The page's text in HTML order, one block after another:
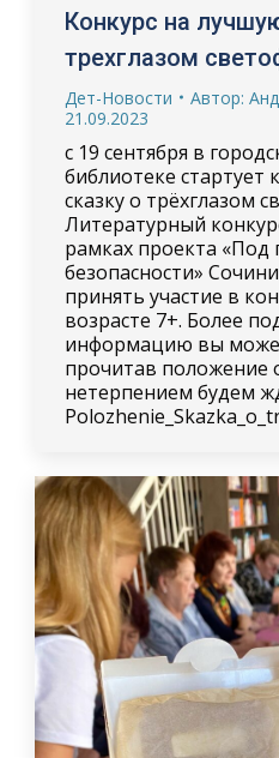
Конкурс на
трехглазом
Дет-Новости Автор:
21.09.2023
с 19 сентября в
библиотеке стартует
сказку о трёхглазом
Литературный
рамках проекта «Под
безопасности»
принять участие в
возрасте 7+. Более
информацию вы
прочитав положение
нетерпением будем